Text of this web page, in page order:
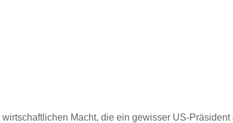
Macht, die ein gewisser US-